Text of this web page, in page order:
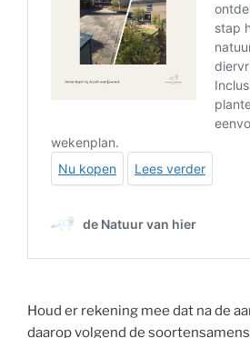
Houd er rekening mee dat na de
daarop volgend de